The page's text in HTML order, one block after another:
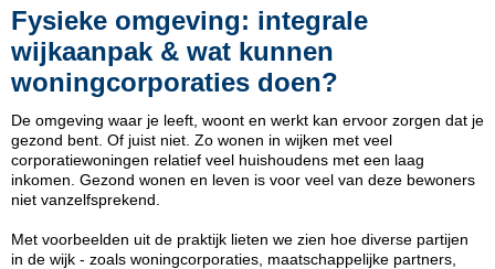
Fysieke omgeving: integrale
wijkaanpak & wat kunnen
woningcorporaties doen?
De omgeving waar je leeft, woont en werkt kan ervoor zorgen dat je
gezond bent. Of juist niet. Zo wonen in wijken met veel
corporatiewoningen relatief veel huishoudens met een laag
inkomen. Gezond wonen en leven is voor veel van deze bewoners
niet vanzelfsprekend.
Met voorbeelden uit de praktijk lieten we zien hoe diverse partijen
in de wijk - zoals woningcorporaties, maatschappelijke partners,